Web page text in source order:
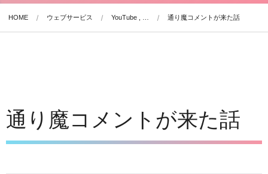
HOME ウェブサービス YouTube , … 通り魔コメントが来た話
通り魔コメントが来た話